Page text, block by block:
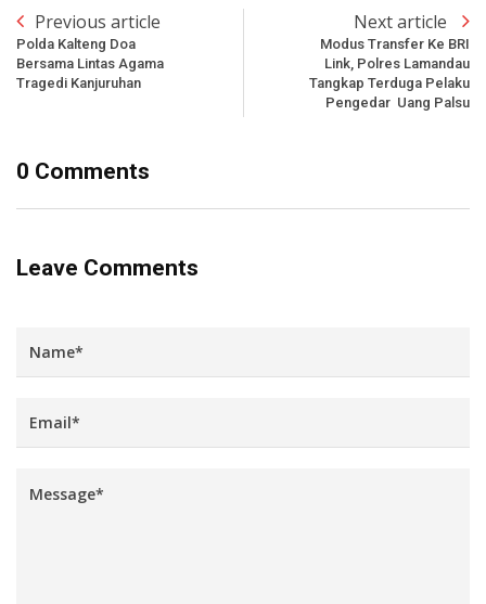
Previous article
Polda Kalteng Doa
Bersama Lintas Agama
Tragedi Kanjuruhan
Next article
Modus Transfer Ke BRI
Link, Polres Lamandau
Tangkap Terduga Pelaku
Pengedar Uang Palsu
0 Comments
Leave Comments